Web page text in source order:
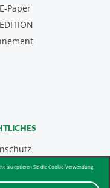
akzeptieren Sie die Cookie-Verwendung.
Paper